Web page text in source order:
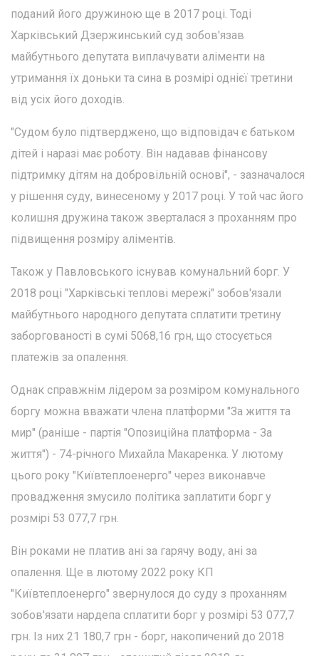
поданий його дружиною ще в 2017 році. Тоді
Харківський Дзержинський суд зобов'язав
майбутнього депутата виплачувати аліменти на
утримання їх доньки та сина в розмірі однієї третини
від усіх його доходів.
"Судом було підтверджено, що відповідач є батьком
дітей і наразі має роботу. Він надавав фінансову
підтримку дітям на добровільній основі", - зазначалося
у рішення суду, винесеному у 2017 році. У той час його
колишня дружина також зверталася з проханням про
підвищення розміру аліментів.
Також у Павловського існував комунальний борг. У
2018 році "Харківські теплові мережі" зобов'язали
майбутнього народного депутата сплатити третину
заборгованості в сумі 5068,16 грн, що стосується
платежів за опалення.
Однак справжнім лідером за розміром комунального
боргу можна вважати члена платформи "За життя та
мир" (раніше - партія "Опозиційна платформа - За
життя") - 74-річного Михайла Макаренка. У лютому
цього року "Київтеплоенерго" через виконавче
провадження змусило політика заплатити борг у
розмірі 53 077,7 грн.
Він роками не платив ані за гарячу воду, ані за
опалення. Ще в лютому 2022 року КП
"Київтеплоенерго" звернулося до суду з проханням
зобов'язати нардепа сплатити борг у розмірі 53 077,7
грн. Із них 21 180,7 грн - борг, накопичений до 2018